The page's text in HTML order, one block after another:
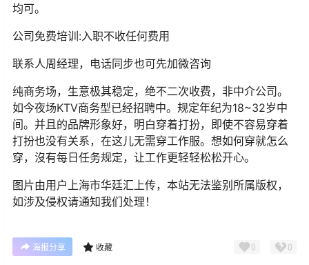
均可。
公司免费培训:入职不收任何费用
联系人周经理，电话同步也可先加微咨询
纯商务场，生意极其稳定，绝不二次收费，非中介公司。
如今夜场KTV商务型已经招聘中。规定年纪为18~32岁中
间。并且的品牌形象好，明白穿着打扮，即使不容易穿着
打扮也没有关系，在这儿无需穿工作服。想如何穿就怎么
穿，沒有每日任务规定，让工作更轻轻松松开心。
图片由用户上海市华廷汇上传，本站无法鉴别所属版权，
如涉及侵权请通知我们处理！
海报分享 收藏 0 0